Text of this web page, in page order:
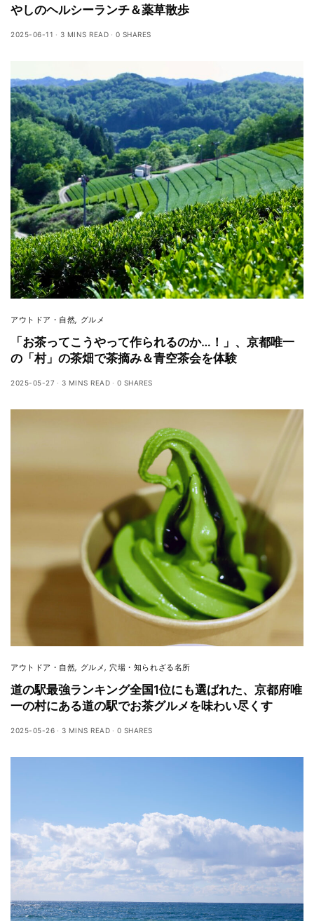
やしのヘルシーランチ＆薬草散歩
2025-06-11 3 MINS READ 0 SHARES
アウトドア・自然 グルメ
「お茶ってこうやって作られるのか…！」、京都唯一
の「村」の茶畑で茶摘み＆青空茶会を体験
2025-05-27 3 MINS READ 0 SHARES
アウトドア・自然, グルメ,穴場・知られざる名所
道の駅最強ランキング全国1位にも選ばれた、京都府唯
一の村にある道の駅でお茶グルメを味わい尽くす
2025-05-26 3 MINS READ 0 SHARES